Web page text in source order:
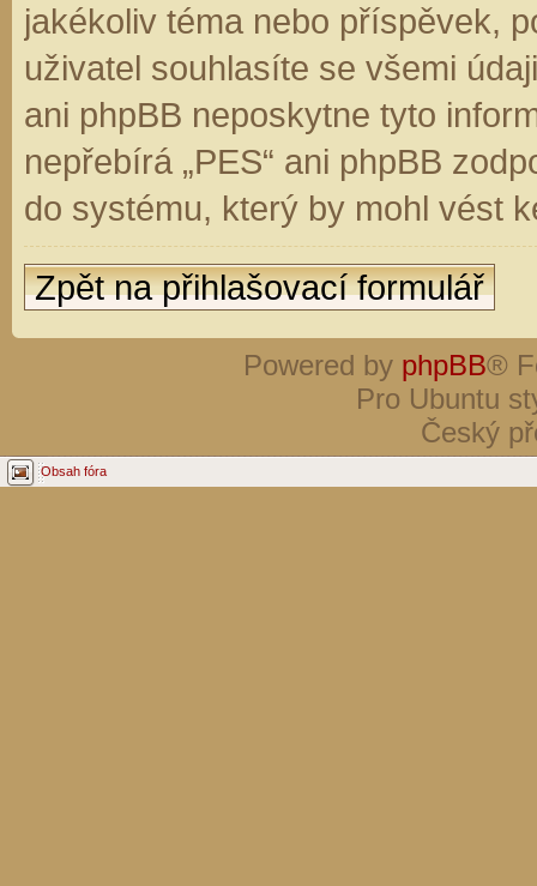
jakékoliv téma nebo příspěvek,
uživatel souhlasíte se všemi
ani phpBB neposkytne tyto
nepřebírá „PES“ ani phpBB
do systému, který by mohl vést
Zpět na přihlašovací formulář
Powered by phpBB®
Pro Ubuntu
Český
Obsah fóra